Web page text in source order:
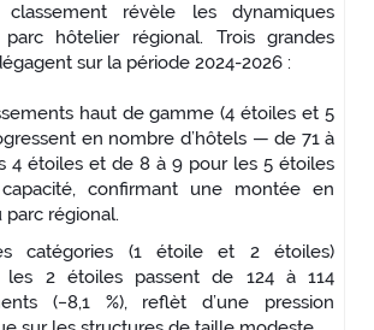
classement révèle les dynamiques
hôtelier régional. Trois grandes
sur la période 2024-2026 :
haut de gamme (4 étoiles et 5
en nombre d’hôtels — de 71 à
4 étoiles et de 8 à 9 pour les 5 étoiles
confirmant une montée en
régional.
catégories (1 étoile et 2 étoiles)
les 2 étoiles passent de 124 à 114
(−8,1 %), reflèt d’une pression